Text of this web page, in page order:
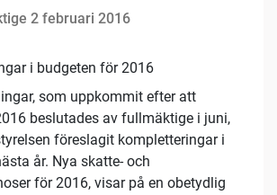
2 februari 2016
i budgeten för 2016
som uppkommit efter att
beslutades av fullmäktige i juni,
föreslagit kompletteringar i
år. Nya skatte- och
för 2016, visar på en obetydlig